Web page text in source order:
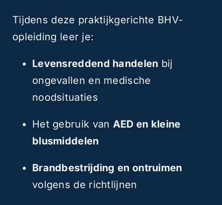
Tijdens deze praktijkgerichte BHV-
opleiding leer je:
Levensreddend handelen bij
ongevallen en medische
noodsituaties
Het gebruik van AED en kleine
blusmiddelen
Brandbestrijding en ontruimen
volgens de richtlijnen